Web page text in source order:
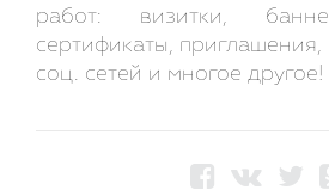
работ: визитки,
сертификаты,
соц. сетей и многое другое!